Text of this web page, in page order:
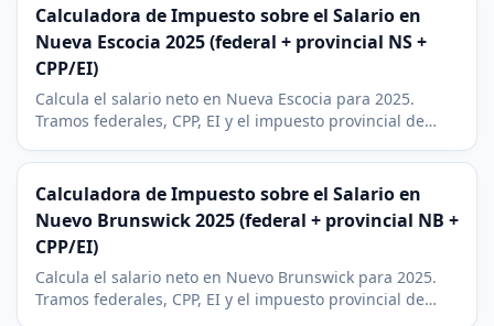
Calculadora de Impuesto sobre el Salario en
Nueva Escocia 2025 (federal + provincial NS +
CPP/EI)
Calcula el salario neto en Nueva Escocia para 2025.
Tramos federales, CPP, EI y el impuesto provincial de
tecnologico de Halifax.
Calculadora de Impuesto sobre el Salario en
Nuevo Brunswick 2025 (federal + provincial NB +
CPP/EI)
Calcula el salario neto en Nuevo Brunswick para 2025.
Tramos federales, CPP, EI y el impuesto provincial de